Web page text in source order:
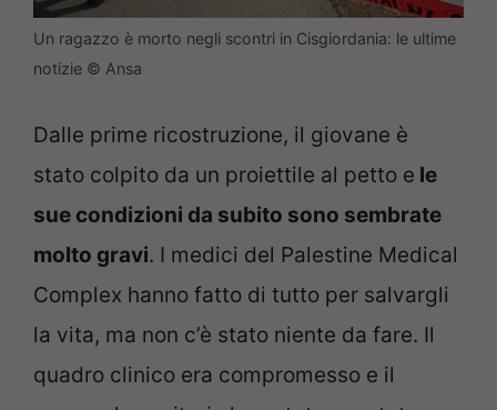
Un ragazzo è morto negli scontri in Cisgiordania: le ultime
notizie © Ansa
Dalle prime ricostruzione, il giovane è
stato colpito da un proiettile al petto e le
sue condizioni da subito sono sembrate
molto gravi. I medici del Palestine Medical
Complex hanno fatto di tutto per salvargli
la vita, ma non c’è stato niente da fare. Il
quadro clinico era compromesso e il